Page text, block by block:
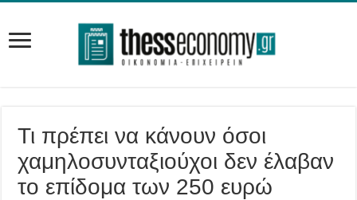
Τι πρέπει να κάνουν όσοι
χαμηλοσυνταξιούχοι δεν έλαβαν
το επίδομα των 250 ευρώ